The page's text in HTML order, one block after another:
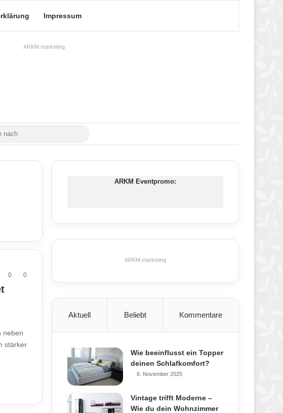
Impressum
ARKM.marketing
0 0
neben
stärker
ARKM Eventpromo:
ARKM.marketing
Aktuell Beliebt Kommentare
Wie beeinflusst ein Topper
deinen Schlafkomfort?
6. November 2025
Vintage trifft Moderne –
Wie du dein Wohnzimmer